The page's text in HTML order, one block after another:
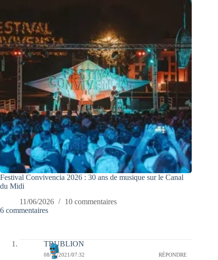
Festival Convivencia 2026 : 30 ans de musique sur le Canal
du Midi
11/06/2026
10 commentaires
6 commentaires
TRUBLION
08/11/2021/07:32 RÉPONDRE